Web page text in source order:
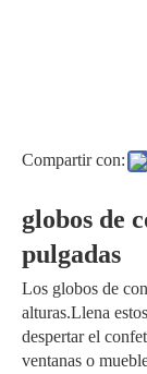
Compartir con:
globos de
pulgadas
Los globos de
alturas.Llena
despertar el
ventanas o